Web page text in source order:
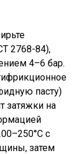
2768-84),
4–6 бар.
пасту)
затяжки на
с
затем